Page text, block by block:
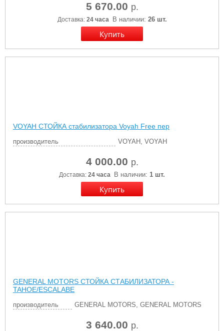
5 670.00 р.
Доставка: 24 часа В наличии: 26 шт.
VOYAH СТОЙКА стабилизатора Voyah Free пер
производитель VOYAH, VOYAH
4 000.00 р.
Доставка: 24 часа В наличии: 1 шт.
GENERAL MOTORS СТОЙКА СТАБИЛИЗАТОРА -
TAHOE/ESCALABE
производитель GENERAL MOTORS, GENERAL MOTORS
3 640.00 р.